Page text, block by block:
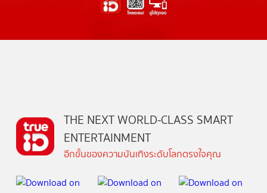
THE NEXT WORLD-CLASS SMART
ENTERTAINMENT
อีกขั้นของความบันเทิงระดับโลกตรงใจคุณ